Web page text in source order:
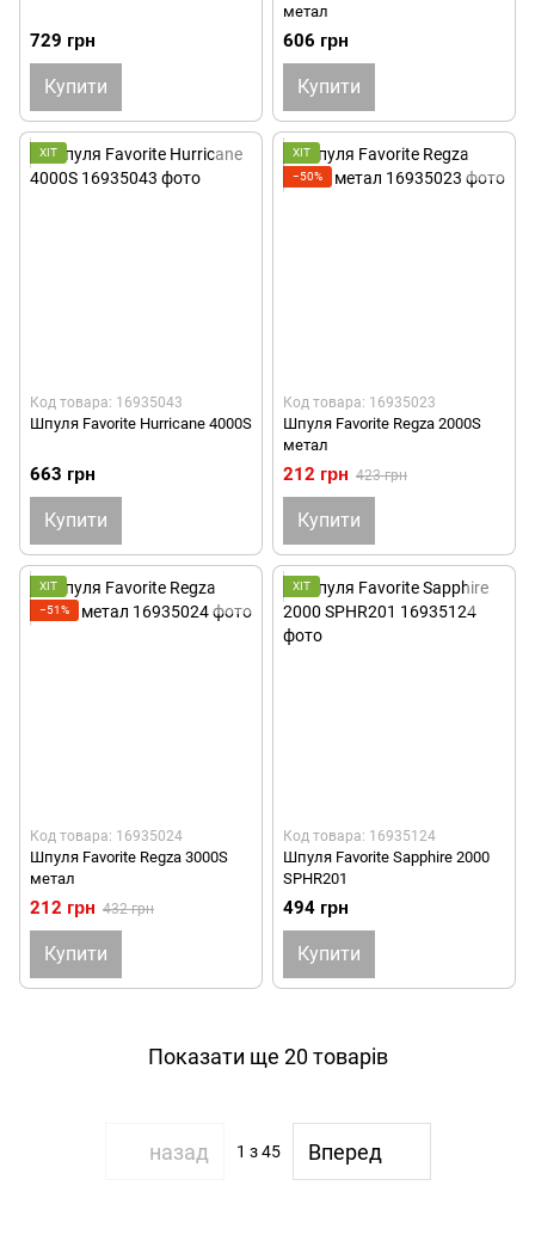
729 грн
Купити
метал
606 грн
Купити
ХІТ
Код товара: 16935043
Шпуля Favorite Hurricane 4000S
663 грн
Купити
ХІТ
−50%
Код товара: 16935023
Шпуля Favorite Regza 2000S
метал
212 грн 423 грн
Купити
ХІТ
−51%
Код товара: 16935024
Шпуля Favorite Regza 3000S
метал
212 грн 432 грн
Купити
ХІТ
Код товара: 16935124
Шпуля Favorite Sapphire 2000
SPHR201
494 грн
Купити
Показати ще 20 товарів
назад 1 з 45 Вперед